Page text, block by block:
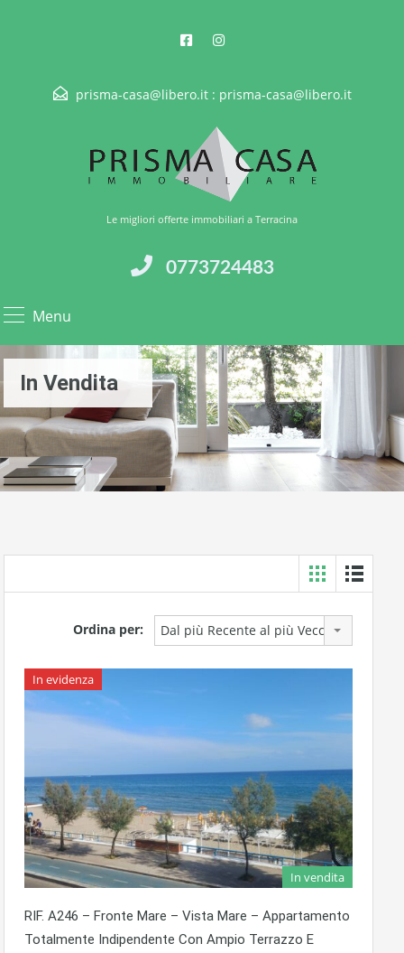
prisma-casa@libero.it : prisma-casa@libero.it
Le migliori offerte immobiliari a Terracina
Menu
0773724483
In Vendita
Ordina per: Dal più Recente al più Vecchio
In evidenza
In vendita
RIF. A246 – Fronte Mare – Vista Mare – Appartamento
Totalmente Indipendente Con Ampio Terrazzo E